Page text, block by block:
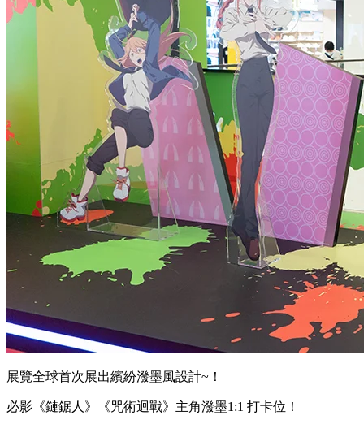
展覽全球首次展出繽紛潑墨風設計~！
必影《鏈鋸人》《咒術迴戰》主⻆潑墨1:1 打卡位！